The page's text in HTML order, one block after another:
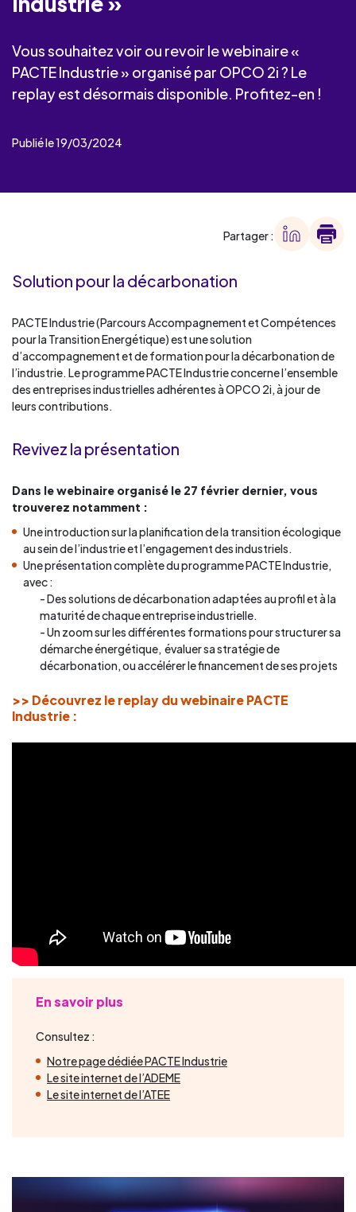
Vous souhaitez voir ou revoir le webinaire «
PACTE Industrie » organisé par OPCO 2i ? Le
replay est désormais disponible. Profitez-en !
Publié le 19/03/2024
Partager :
Solution pour la décarbonation
PACTE Industrie (Parcours Accompagnement et Compétences
pour la Transition Energétique) est une solution
d’accompagnement et de formation pour la décarbonation de
l’industrie. Le programme PACTE Industrie concerne l’ensemble
des entreprises industrielles adhérentes à OPCO 2i, à jour de
leurs contributions.
Revivez la présentation
Dans le webinaire organisé le 27 février dernier, vous
trouverez notamment :
Une introduction sur la planification de la transition écologique
au sein de l’industrie et l’engagement des industriels.
Une présentation complète du programme PACTE Industrie,
avec :
Des solutions de décarbonation adaptées au profil et à la
maturité de chaque entreprise industrielle.
Un zoom sur les différentes formations pour structurer sa
démarche énergétique, évaluer sa stratégie de
décarbonation, ou accélérer le financement de ses projets
>> Découvrez le replay du webinaire PACTE
Industrie :
En savoir plus
Consultez :
Notre page dédiée PACTE Industrie
Le site internet de l’ADEME
Le site internet de l’ATEE